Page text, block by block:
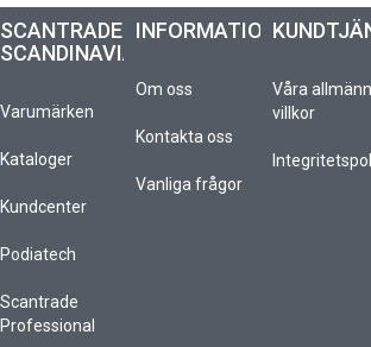
SCANTRADE
SCANDINAVIA
Varumärken
Kataloger
Kundcenter
Podiatech
Scantrade
Professional
INFORMATION
Om oss
Kontakta oss
Vanliga frågor
Våra
villkor